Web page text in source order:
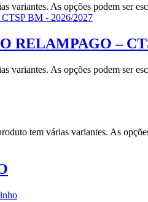
variantes. As opções podem ser
–
variantes. As opções podem ser
tem várias variantes. As